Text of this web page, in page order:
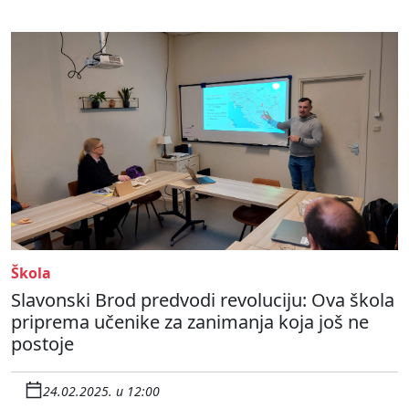
Škola
Slavonski Brod predvodi revoluciju: Ova škola
priprema učenike za zanimanja koja još ne
postoje
24.02.2025. u 12:00